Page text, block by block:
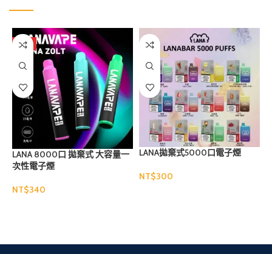
熱門
LANA 8000口 拋棄式 大容量一
次性電子煙
NT$
LANA拋棄式5000口電子煙
NT$